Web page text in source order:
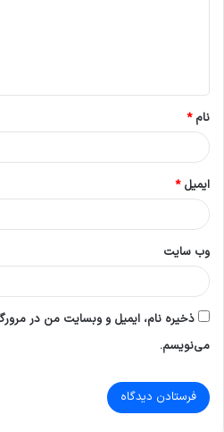
*
نام*
ایمیل*
وب‌ سایت
ذخیره نام، ایمیل و وبسایت من در
می‌نویسم.